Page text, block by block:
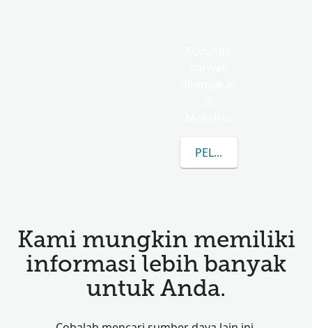
PELAJARI LEBIH
Kami mungkin memiliki
informasi lebih banyak
untuk Anda.